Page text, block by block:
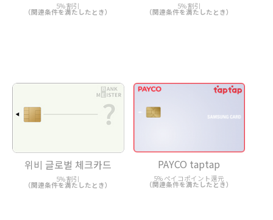
5% 割引
（関連条件を満たしたとき）
5% 割引
（関連条件を満たしたとき）
위비 글로벌 체크카드
5% 割引
（関連条件を満たしたとき）
PAYCO taptap
5% ペイコポイント還元
（関連条件を満たしたとき）